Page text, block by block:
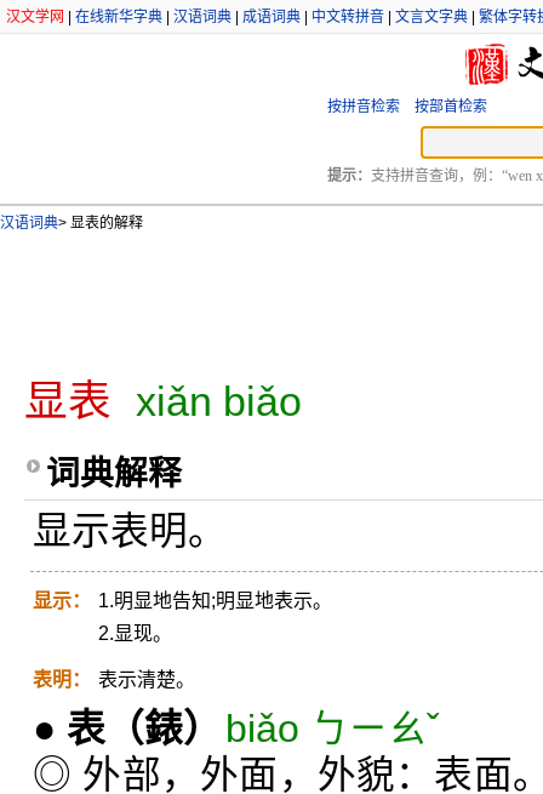
汉文学网 在线新华字典 汉语词典 成语词典 中文转拼音 文言文字典 繁体字转
按拼音检索 按部首检索
提示： 支持拼音查询，例：“wen
汉语词典> 显表的解释
显表 xiǎn biǎo
词典解释
显示表明。
显示：
1.明显地告知;明显地表示。
2.显现。
表明： 表示清楚。
● 表 （錶）
biǎo ㄅㄧㄠˇ
◎ 外部，外面，外貌：表面